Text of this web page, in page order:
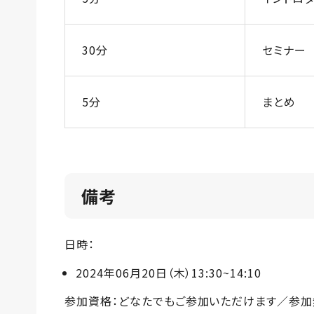
30分 セミナー
5分 まとめ
備考
日時：
2024年06月20日（木）13:30~14:10
参加資格：どなたでもご参加いただけます／参